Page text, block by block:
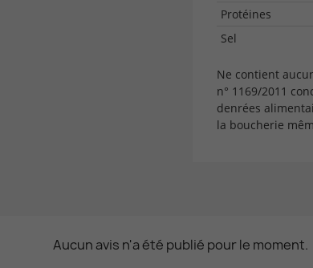
Protéines
Sel
Ne contient
n° 1169/2011
denrées
la boucherie
Aucun avis n'a été publié pour le moment.